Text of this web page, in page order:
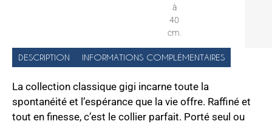
à
40
cm.
DESCRIPTION INFORMATIONS COMPLÉMENTAIRES
La collection classique gigi incarne toute la
spontanéité et l’espérance que la vie offre. Raffiné et
tout en finesse, c’est le collier parfait. Porté seul ou